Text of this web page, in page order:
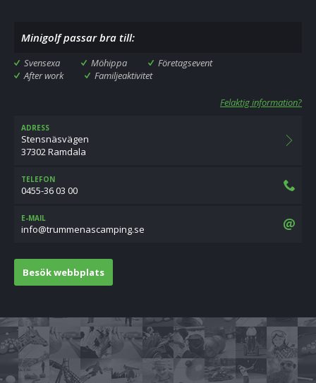
Minigolf passar bra till:
Svensexa Möhippa
Företagsevent
After work
Familjeaktivitet
Felaktig information?
ADRESS
Stensnäsvägen
37302 Ramdala
TELEFON
0455-36 03 00
E-MAIL
es.gnipmacsanemmurt@ofni
Besök webbplats